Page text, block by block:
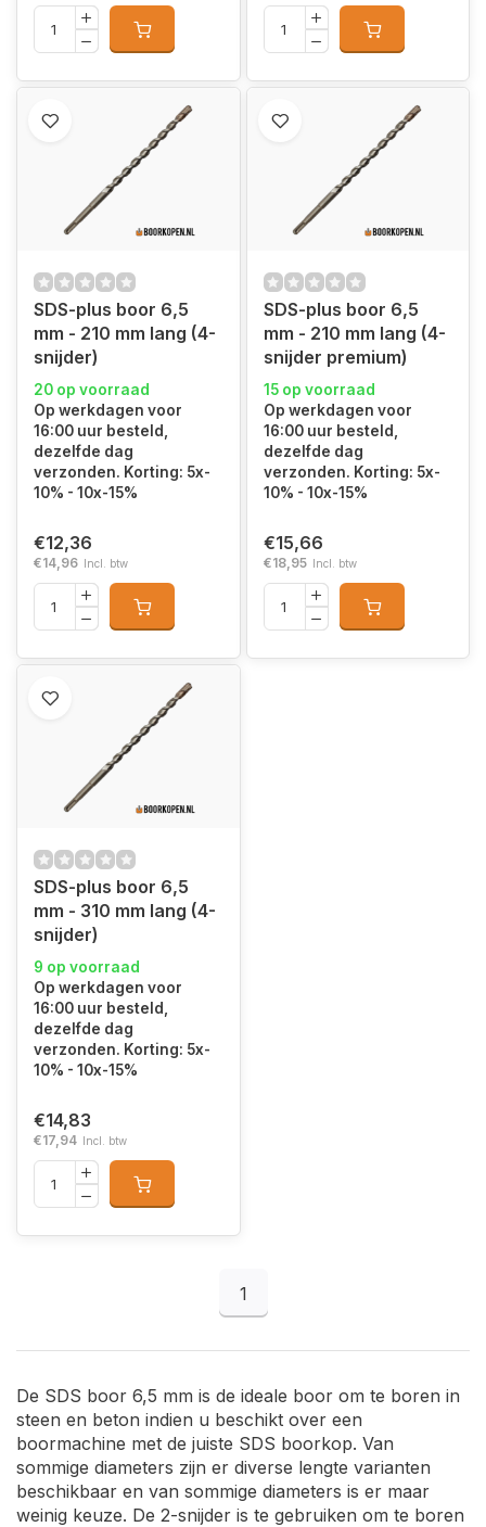
SDS-plus boor 6,5
mm - 210 mm lang (4-
snijder)
20 op voorraad
Op werkdagen voor
16:00 uur besteld,
dezelfde dag
verzonden. Korting: 5x-
10% - 10x-15%
€12,36
€14,96 Incl. btw
SDS-plus boor 6,5
mm - 210 mm lang (4-
snijder premium)
15 op voorraad
Op werkdagen voor
16:00 uur besteld,
dezelfde dag
verzonden. Korting: 5x-
10% - 10x-15%
€15,66
€18,95 Incl. btw
SDS-plus boor 6,5
mm - 310 mm lang (4-
snijder)
9 op voorraad
Op werkdagen voor
16:00 uur besteld,
dezelfde dag
verzonden. Korting: 5x-
10% - 10x-15%
€14,83
€17,94 Incl. btw
1
De SDS boor 6,5 mm is de ideale boor om te boren in
steen en beton indien u beschikt over een
boormachine met de juiste SDS boorkop. Van
sommige diameters zijn er diverse lengte varianten
beschikbaar en van sommige diameters is er maar
weinig keuze. De 2-snijder is te gebruiken om te boren